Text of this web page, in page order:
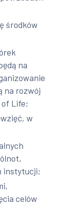
środków
na
na rozwój
of Life;
w
instytucji;
celów